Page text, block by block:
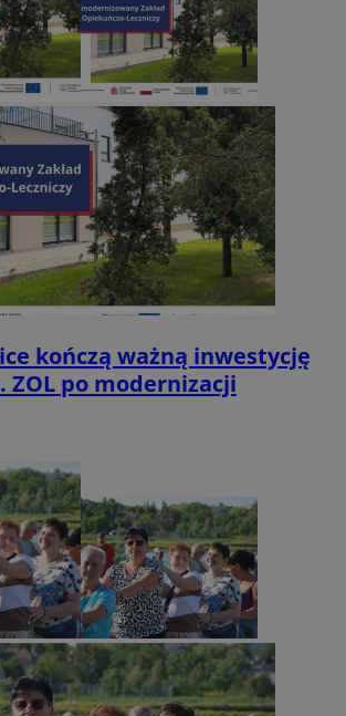
kończą ważną inwestycję
ZOL po modernizacji